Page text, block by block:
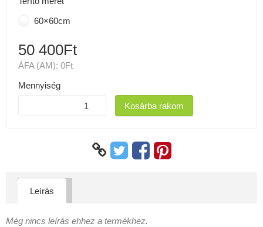
60×60cm
50 400Ft
ÁFA (AM): 0Ft
Mennyiség
Kosárba rakom
Leírás
Még nincs leírás ehhez a termékhez.